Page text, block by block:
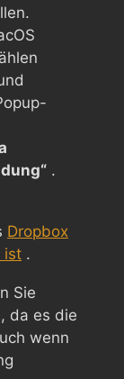
.
Dropbox
ist .
Sie
da es die
wenn